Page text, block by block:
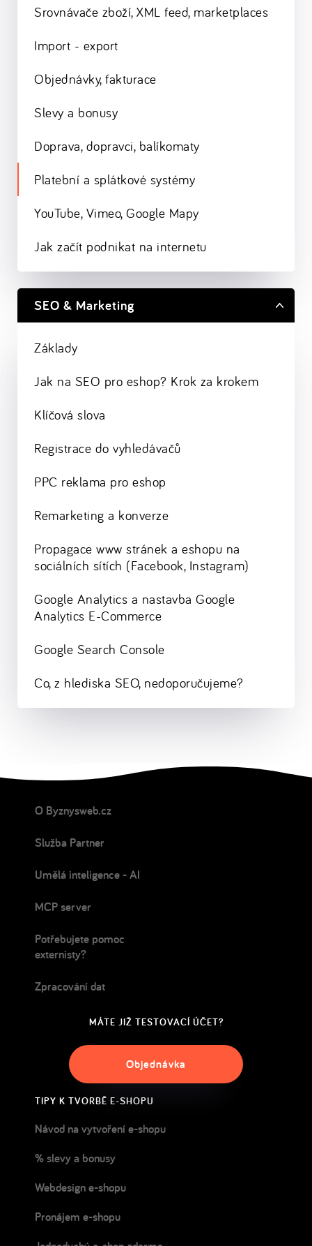
Srovnávače zboží, XML feed, marketplaces
Import - export
Objednávky, fakturace
Slevy a bonusy
Doprava, dopravci, balíkomaty
Platební a splátkové systémy
YouTube, Vimeo, Google Mapy
Jak začít podnikat na internetu
SEO & Marketing
Základy
Jak na SEO pro eshop? Krok za krokem
Klíčová slova
Registrace do vyhledávačů
PPC reklama pro eshop
Remarketing a konverze
Propagace www stránek a eshopu na
sociálních sítích (Facebook, Instagram)
Google Analytics a nastavba Google
Analytics E-Commerce
Google Search Console
Co, z hlediska SEO, nedoporučujeme?
O Byznysweb.cz
Služba Partner
Umělá inteligence - AI
MCP server
Potřebujete pomoc
externisty?
Zpracování dat
MÁTE JIŽ TESTOVACÍ ÚČET?
Objednávka
TIPY K TVORBĚ E-SHOPU
Návod na vytvoření e-shopu
% slevy a bonusy
Webdesign e-shopu
Pronájem e-shopu